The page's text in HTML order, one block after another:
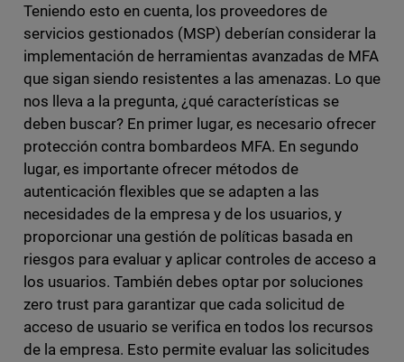
Teniendo esto en cuenta, los proveedores de
servicios gestionados (MSP) deberían considerar la
implementación de herramientas avanzadas de MFA
que sigan siendo resistentes a las amenazas. Lo que
nos lleva a la pregunta, ¿qué características se
deben buscar? En primer lugar, es necesario ofrecer
protección contra bombardeos MFA. En segundo
lugar, es importante ofrecer métodos de
autenticación flexibles que se adapten a las
necesidades de la empresa y de los usuarios, y
proporcionar una gestión de políticas basada en
riesgos para evaluar y aplicar controles de acceso a
los usuarios. También debes optar por soluciones
zero trust para garantizar que cada solicitud de
acceso de usuario se verifica en todos los recursos
de la empresa. Esto permite evaluar las solicitudes